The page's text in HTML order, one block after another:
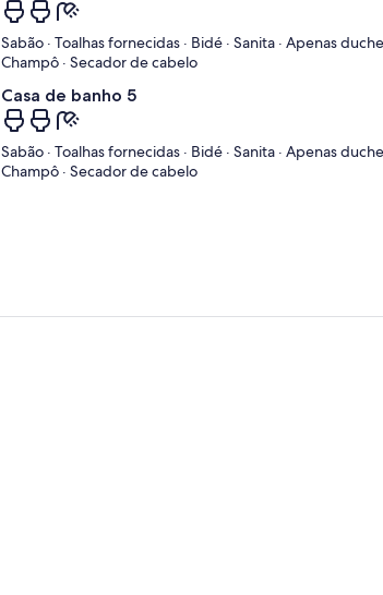
Sabão · Toalhas fornecidas · Bidé · Sanita · Apenas duche
Champô · Secador de cabelo
Casa de banho 5
Sabão · Toalhas fornecidas · Bidé · Sanita · Apenas duche
Champô · Secador de cabelo